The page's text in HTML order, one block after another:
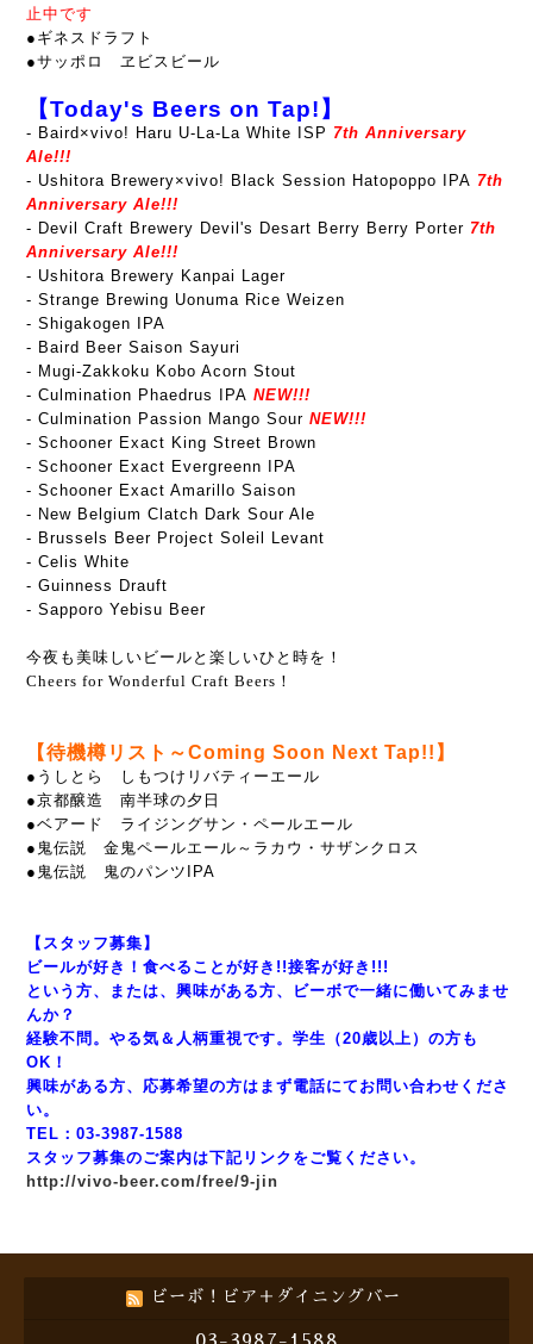
止中です
●ギネスドラフト
●サッポロ ヱビスビール
【Today's Beers on Tap!】
- Baird×vivo! Haru U-La-La White ISP 7th Anniversary
Ale!!!
- Ushitora Brewery×vivo! Black Session Hatopoppo IPA 7th
Anniversary Ale!!!
- Devil Craft Brewery Devil's Desart Berry Berry Porter 7th
Anniversary Ale!!!
- Ushitora Brewery Kanpai Lager
- Strange Brewing Uonuma Rice Weizen
- Shigakogen IPA
- Baird Beer Saison Sayuri
- Mugi-Zakkoku Kobo Acorn Stout
- Culmination Phaedrus IPA NEW!!!
- Culmination Passion Mango Sour NEW!!!
- Schooner Exact King Street Brown
- Schooner Exact Evergreenn IPA
- Schooner Exact Amarillo Saison
- New Belgium Clatch Dark Sour Ale
- Brussels Beer Project Soleil Levant
- Celis White
- Guinness Drauft
- Sapporo Yebisu Beer
今夜も美味しいビールと楽しいひと時を！
Cheers for Wonderful Craft Beers！
【待機樽リスト～Coming Soon Next Tap!!】
● うしとら しもつけリバティーエール
●京都醸造 南半球の夕日
●ベアード ライジングサン・ペールエール
●鬼伝説 金鬼ペールエール～ラカウ・サザンクロス
●鬼伝説 鬼のパンツIPA
【スタッフ募集】
ビールが好き！食べることが好き!!接客が好き!!!
という方、または、興味がある方、ビーボで一緒に働いてみませ
んか？
経験不問。やる気＆人柄重視です。学生（20歳以上）の方も
OK！
興味がある方、応募希望の方はまず電話にてお問い合わせくださ
い。
TEL：03-3987-1588
スタッフ募集のご案内は下記リンクをご覧ください。
http://vivo-beer.com/free/9-jin
ビーボ！ビア＋ダイニングバー